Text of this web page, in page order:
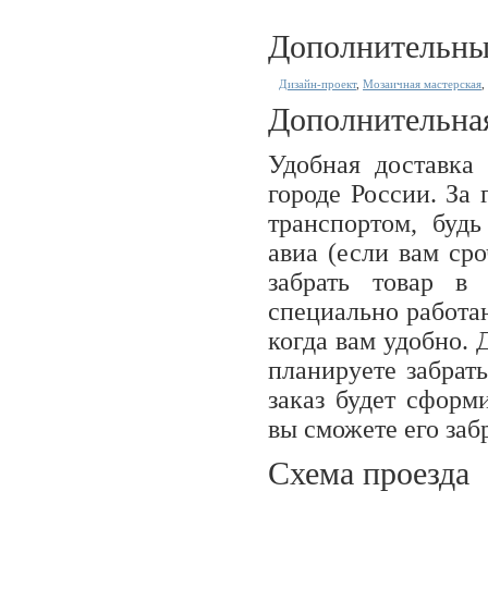
Дизайн-проект, Мозаичная мастерская
Удобная
городе России. За
транспортом,
авиа (если вам
забрать товар
специально
когда вам удобно.
планируете
заказ будет
вы сможете его
Схема проезда